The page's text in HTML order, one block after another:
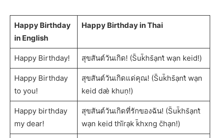
Happy Birthday
in English
Happy Birthday in Thai
Happy Birthday! สุขสันต์วันเกิด! (S̄uk̄hs̄ạnt̒ wạn keid!)
Happy Birthday
to you!
สุขสันต์วันเกิดแด่คุณ! (S̄uk̄hs̄ạnt̒ wạn
keid dæ̀ khuṇ!)
Happy birthday
my dear!
สุขสันต์วันเกิดที่รักของฉัน! (S̄uk̄hs̄ạnt̒
wạn keid thī̀rạk k̄hxng c̄hạn!)